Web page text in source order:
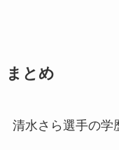
まとめ
清水さら選手の学